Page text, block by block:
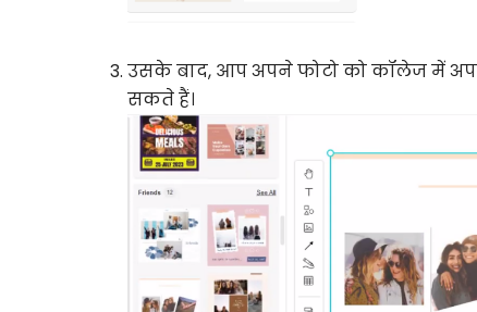
उसके बाद, आप अपने फोटो को कॉलेज में
सकते हैं।